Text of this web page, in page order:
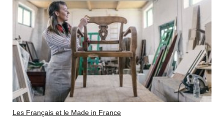
Les Français et le Made in France